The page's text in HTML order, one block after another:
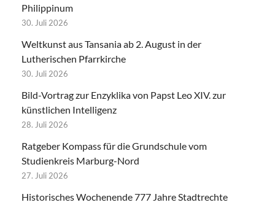
Philippinum
30. Juli 2026
Weltkunst aus Tansania ab 2. August in der
Lutherischen Pfarrkirche
30. Juli 2026
Bild-Vortrag zur Enzyklika von Papst Leo XIV. zur
künstlichen Intelligenz
28. Juli 2026
Ratgeber Kompass für die Grundschule vom
Studienkreis Marburg-Nord
27. Juli 2026
Historisches Wochenende 777 Jahre Stadtrechte